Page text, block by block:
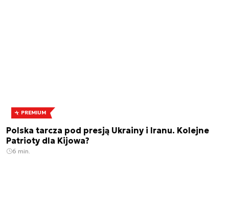
PREMIUM
Polska tarcza pod presją Ukrainy i Iranu. Kolejne
Patrioty dla Kijowa?
6 min.